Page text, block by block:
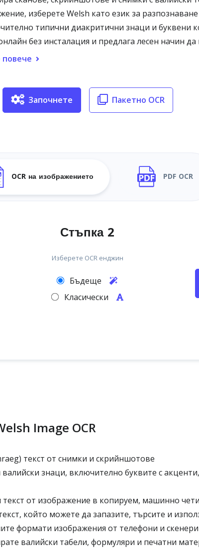
изберете Welsh като език за
типични диакритични знаци и
без инсталация и предлага лесен начин
Започнете Пакетно OCR
OCR на изображението PDF OCR
Стъпка 2
Изберете OCR енджин
Бъдеще
Класически
Image OCR
текст от снимки и скрийншотове
знаци, включително буквите с
от изображение в копируем, машинно
който можете да запазите, търсите и
формати изображения от телефони и скенери
валийски табели, формуляри и печатни